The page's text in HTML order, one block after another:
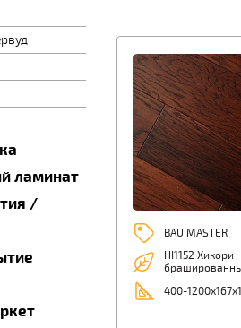
ламинат
/
BAU MASTER
HI1152 Хикори
400-